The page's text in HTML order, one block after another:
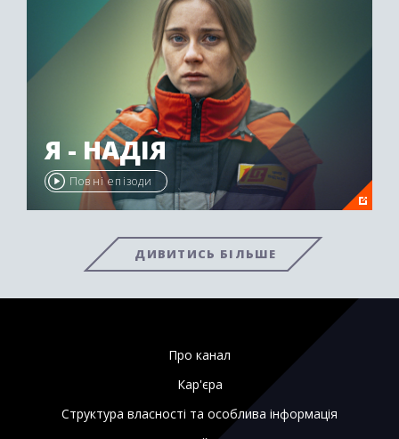
Я - НАДІЯ
Повні епізоди
ДИВИТИСЬ БІЛЬШЕ
Про канал
Кар'єра
Структура власності та особлива інформація